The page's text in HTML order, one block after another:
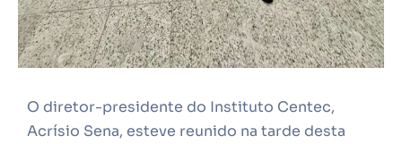
O diretor-presidente do Instituto Centec,
Acrísio Sena, esteve reunido na tarde desta